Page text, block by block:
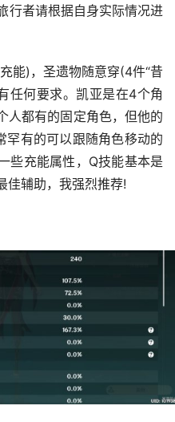
行者请根据自身实际情况进
能)，圣遗物随意穿(4件“昔
任何要求。凯亚是在4个角
人都有的固定角色，但他的
罕有的可以跟随角色移动的
些充能属性，Q技能基本是
佳辅助，我强烈推荐!